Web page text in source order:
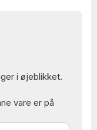
i øjeblikket.
vare er på